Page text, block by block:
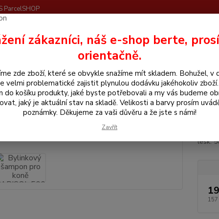
ParcelSHOP
Hledat
prostředky Bylinkový šampon pro koně PARISOL 500 ml
šampon pro koně
lesk.
157
zákazníci, náš e-shop berte,
orientačně.
zde zboží, které se obvykle snažíme mít skladem. Bohužel, v
velmi problematické zajistit plynulou dodávku jakéhokoliv
do košíku produkty, jaké byste potřebovali a my vás budeme
jaký je aktuální stav na skladě. Velikosti a barvy prosím
poznámky. Děkujeme za vaši důvěru a že jste s námi!
Zavřít